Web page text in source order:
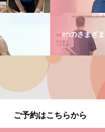
enのさまざ
ご予約はこちらから